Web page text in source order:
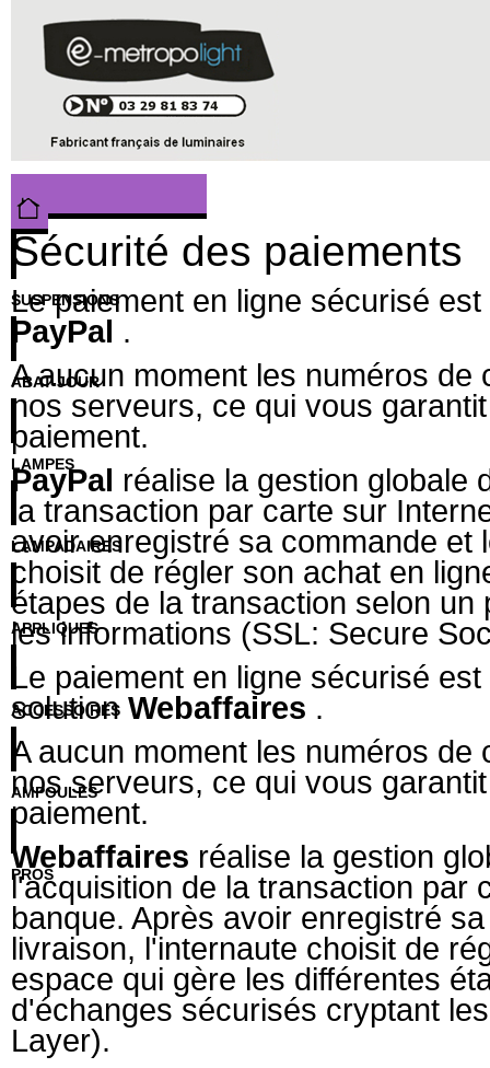
SUSPENSIONS
ABAT-JOUR
LAMPES
LAMPADAIRES
APPLIQUES
ACCESSOIRES
AMPOULES
PROS
Sécurité des paiements
Le paiement en ligne sécurisé
PayPal .
A aucun moment les numéros
nos serveurs, ce qui vous
paiement.
PayPal réalise la gestion globale
la transaction par carte sur
avoir enregistré sa commande et
choisit de régler son achat en
étapes de la transaction selon
les informations (SSL: Secure
Le paiement en ligne sécurisé
solution Webaffaires .
A aucun moment les numéros
nos serveurs, ce qui vous
paiement.
Webaffaires réalise la gestion
l'acquisition de la transaction par
banque. Après avoir enregistré
livraison, l'internaute choisit de
espace qui gère les différentes
d'échanges sécurisés cryptant
Layer).